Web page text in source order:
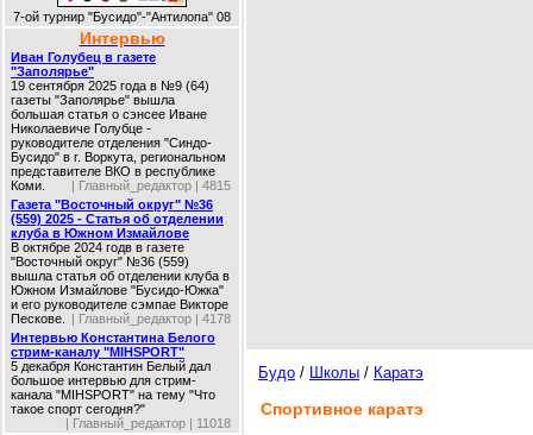
7-ой турнир "Бусидо"-"Антилопа" 08
Интервью
Иван Голубец в газете
"Заполярье"
19 сентября 2025 года в №9 (64)
газеты "Заполярье" вышла
большая статья о сэнсее Иване
Николаевиче Голубце -
руководителе отделения "Синдо-
Бусидо" в г. Воркута, региональном
представителе ВКО в республике
Коми.
| Главный_редактор | 4815
Газета "Восточный округ" №36
(559) 2025 - Статья об отделении
клуба в Южном Измайлове
В октябре 2024 годв в газете
"Восточный округ" №36 (559)
вышла статья об отделении клуба в
Южном Измайлове "Бусидо-Южка"
и его руководителе сэмпае Викторе
Пескове.
| Главный_редактор | 4178
Интервью Константина Белого
стрим-каналу "MIHSPORT"
5 декабря Константин Белый дал
большое интервью для стрим-
канала "MIHSPORT" на тему "Что
такое спорт сегодня?"
| Главный_редактор | 11018
Будо / Школы / Каратэ
Спортивное каратэ